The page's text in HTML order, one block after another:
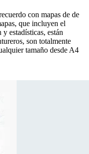
con mapas de de
que incluyen el
estadísticas, están
son totalmente
tamaño desde A4